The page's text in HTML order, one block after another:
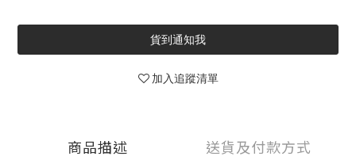
貨到通知我
加入追蹤清單
商品描述 送貨及付款方式